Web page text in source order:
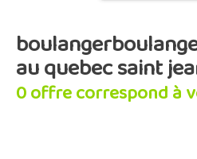
au quebec saint
0 offre correspond à